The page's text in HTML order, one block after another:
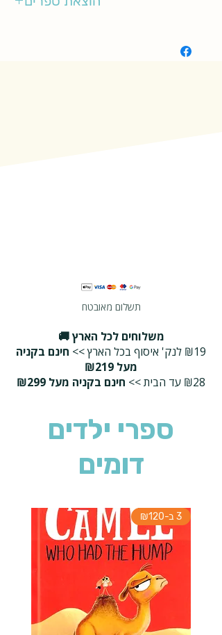
תשלום מאובטח
משלוחים לכל הארץ 🚚
₪19 לנק' איסוף בכל הארץ >>
חינם בקניה
מעל ₪219
₪28 עד הבית >>
חינם בקניה מעל ₪299
ספרי ילדים
דומים
3 ב-₪120